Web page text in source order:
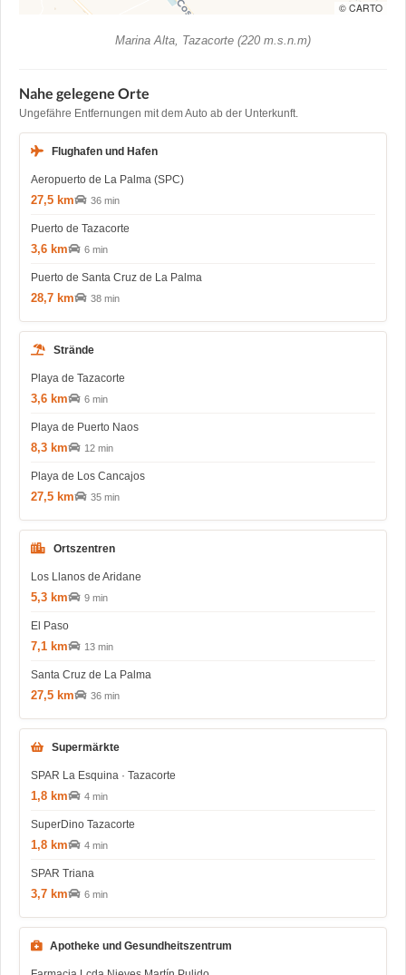
© CARTO
Marina Alta, Tazacorte (220 m.s.n.m)
Nahe gelegene Orte
Ungefähre Entfernungen mit dem Auto ab der Unterkunft.
Flughafen und Hafen
Aeropuerto de La Palma (SPC)
27,5 km 36 min
Puerto de Tazacorte
3,6 km 6 min
Puerto de Santa Cruz de La Palma
28,7 km 38 min
Strände
Playa de Tazacorte
3,6 km 6 min
Playa de Puerto Naos
8,3 km 12 min
Playa de Los Cancajos
27,5 km 35 min
Ortszentren
Los Llanos de Aridane
5,3 km 9 min
El Paso
7,1 km 13 min
Santa Cruz de La Palma
27,5 km 36 min
Supermärkte
SPAR La Esquina · Tazacorte
1,8 km 4 min
SuperDino Tazacorte
1,8 km 4 min
SPAR Triana
3,7 km 6 min
Apotheke und Gesundheitszentrum